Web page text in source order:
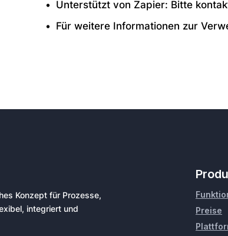
Unterstützt von Zapier: Bitte
Für weitere Informationen zur
Konzept für Prozesse,
integriert und
Preise